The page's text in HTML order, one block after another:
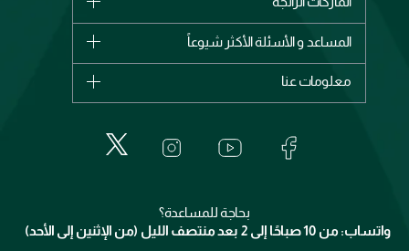
الأكثر مبيعاً
اشترِ بطاقة هدية
بربري
إيف سان لوران
المساعد و الأسئلة الأكثر شيوعاً
الإرجاع
معلومات عنا
خدمات المعارض
برنامج الولاء ميوز
بحاجة للمساعدة؟
واتساب: من 10 صباحًا إلى 2 بعد منتصف الليل (من الإثنين إلى الأحد)